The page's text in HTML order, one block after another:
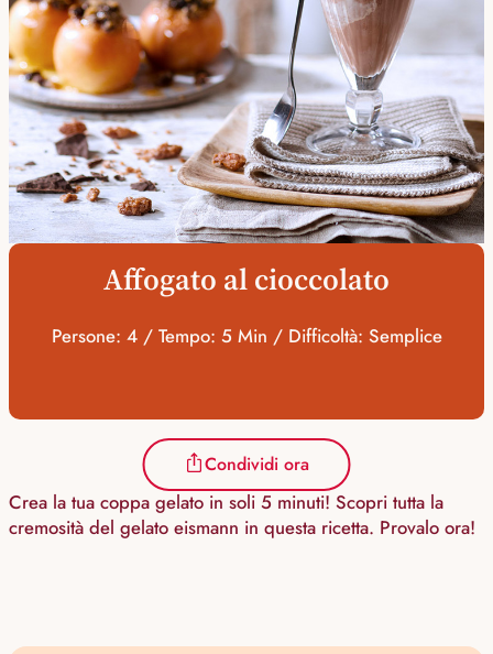
Affogato al cioccolato
Persone: 4 / Tempo: 5 Min / Difficoltà: Semplice
Condividi ora
Crea la tua coppa gelato in soli 5 minuti! Scopri tutta la
cremosità del gelato eismann in questa ricetta. Provalo ora!